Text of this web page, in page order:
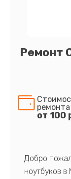
Ремонт
ремонта
от 100
Добро
ноутбуков